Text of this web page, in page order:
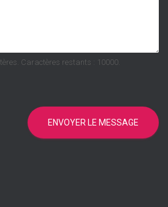
Caractères restants : 10000.
ENVOYER LE MESSAGE